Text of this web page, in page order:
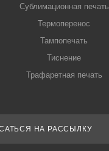
Сублимационная печать
Термоперенос
Тампопечать
Тиснение
Трафаретная печать
НА РАССЫЛКУ